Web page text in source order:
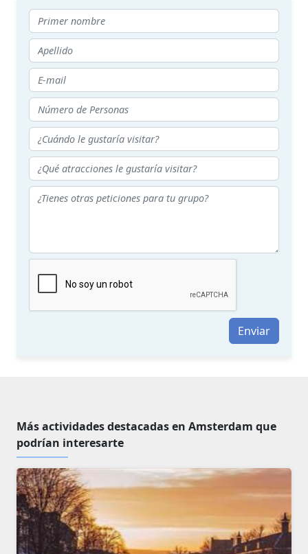
Enviar
Más actividades destacadas en Amsterdam que
podrían interesarte